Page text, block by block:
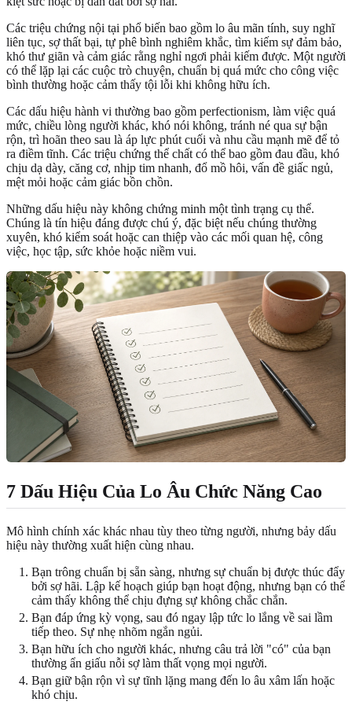
Các triệu chứng nội tại phổ biến bao gồm lo âu mãn tính, suy nghĩ
liên tục, sợ thất bại, tự phê bình nghiêm khắc, tìm kiếm sự đảm bảo,
khó thư giãn và cảm giác rằng nghỉ ngơi phải kiếm được. Một người
có thể lặp lại các cuộc trò chuyện, chuẩn bị quá mức cho công việc
bình thường hoặc cảm thấy tội lỗi khi không hữu ích.
Các dấu hiệu hành vi thường bao gồm perfectionism, làm việc quá
mức, chiều lòng người khác, khó nói không, tránh né qua sự bận
rộn, trì hoãn theo sau là áp lực phút cuối và nhu cầu mạnh mẽ để tỏ
ra điềm tĩnh. Các triệu chứng thể chất có thể bao gồm đau đầu, khó
chịu dạ dày, căng cơ, nhịp tim nhanh, đổ mồ hôi, vấn đề giấc ngủ,
mệt mỏi hoặc cảm giác bồn chồn.
Những dấu hiệu này không chứng minh một tình trạng cụ thể.
Chúng là tín hiệu đáng được chú ý, đặc biệt nếu chúng thường
xuyên, khó kiểm soát hoặc can thiệp vào các mối quan hệ, công
việc, học tập, sức khỏe hoặc niềm vui.
7 Dấu Hiệu Của Lo Âu Chức Năng Cao
Mô hình chính xác khác nhau tùy theo từng người, nhưng bảy dấu
hiệu này thường xuất hiện cùng nhau.
Bạn trông chuẩn bị sẵn sàng, nhưng sự chuẩn bị được thúc đẩy
bởi sợ hãi. Lập kế hoạch giúp bạn hoạt động, nhưng bạn có thể
cảm thấy không thể chịu đựng sự không chắc chắn.
Bạn đáp ứng kỳ vọng, sau đó ngay lập tức lo lắng về sai lầm
tiếp theo. Sự nhẹ nhõm ngắn ngủi.
Bạn hữu ích cho người khác, nhưng câu trả lời "có" của bạn
thường ẩn giấu nỗi sợ làm thất vọng mọi người.
Bạn giữ bận rộn vì sự tĩnh lặng mang đến lo âu xâm lấn hoặc
khó chịu.